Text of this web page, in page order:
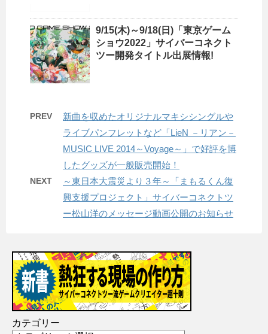
9/15(木)～9/18(日)「東京ゲーム
ショウ2022」サイバーコネクト
ツー開発タイトル出展情報!
PREV
新曲を収めたオリジナルマキシシングルや
ライブパンフレットなど「LieN －リアン－
MUSIC LIVE 2014～Voyage～」で好評を博
したグッズが一般販売開始！
NEXT
～東日本大震災より３年～「まもるくん復
興支援プロジェクト」サイバーコネクトツ
ー松山洋のメッセージ動画公開のお知らせ
カテゴリー